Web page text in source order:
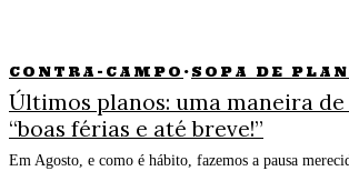
CONTRA-CAMPO · SOPA DE
Últimos planos: uma maneira
“boas férias e até breve!”
Em Agosto, e como é hábito, fazemos a pausa